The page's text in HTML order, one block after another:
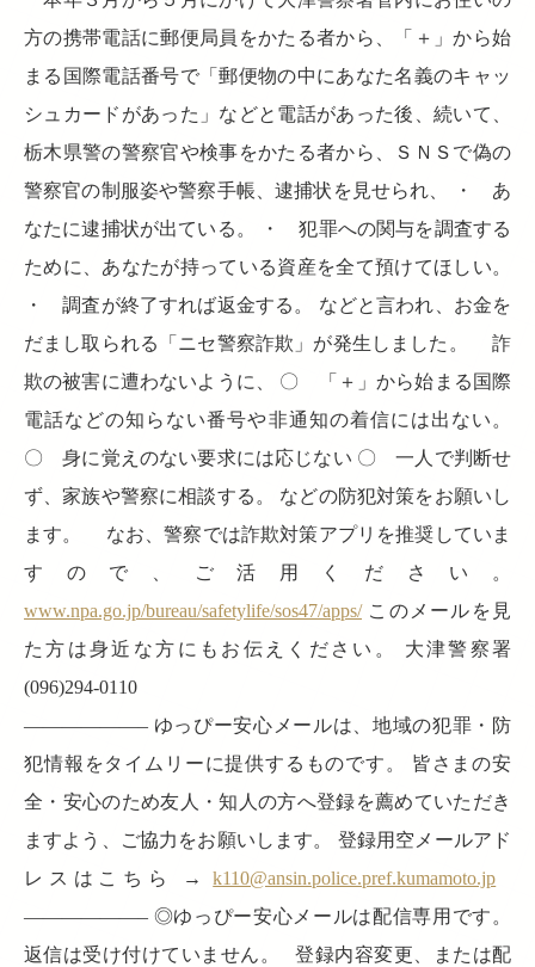
方の携帯電話に郵便局員をかたる者から、「＋」から始
まる国際電話番号で「郵便物の中にあなた名義のキャッ
シュカードがあった」などと電話があった後、続いて、
栃木県警の警察官や検事をかたる者から、ＳＮＳで偽の
警察官の制服姿や警察手帳、逮捕状を見せられ、 ・ あ
なたに逮捕状が出ている。 ・ 犯罪への関与を調査する
ために、あなたが持っている資産を全て預けてほしい。
・ 調査が終了すれば返金する。 などと言われ、お金を
だまし取られる「ニセ警察詐欺」が発生しました。 詐
欺の被害に遭わないように、 〇 「＋」から始まる国際
電話などの知らない番号や非通知の着信には出ない。
〇 身に覚えのない要求には応じない 〇 一人で判断せ
ず、家族や警察に相談する。 などの防犯対策をお願いし
ます。 なお、警察では詐欺対策アプリを推奨していま
すので、ご活用ください。
www.npa.go.jp/bureau/safetylife/sos47/apps/このメールを見
た方は身近な方にもお伝えください。 大津警察署
(096)294-0110
——————– ゆっぴー安心メールは、地域の犯罪・防
犯情報をタイムリーに提供するものです。 皆さまの安
全・安心のため友人・知人の方へ登録を薦めていただき
ますよう、ご協力をお願いします。 登録用空メールアド
レスはこちら →k110@ansin.police.pref.kumamoto.jp
——————– ◎ゆっぴー安心メールは配信専用です。
返信は受け付けていません。 登録内容変更、または配